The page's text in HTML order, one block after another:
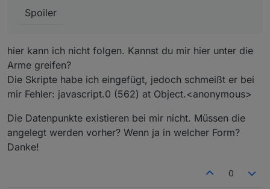
Spoiler
hier kann ich nicht folgen. Kannst du mir hier unter die
Arme greifen?
Die Skripte habe ich eingefügt, jedoch schmeißt er bei
mir Fehler: javascript.0 (562) at Object.<anonymous>
Die Datenpunkte existieren bei mir nicht. Müssen die
angelegt werden vorher? Wenn ja in welcher Form?
Danke!
0